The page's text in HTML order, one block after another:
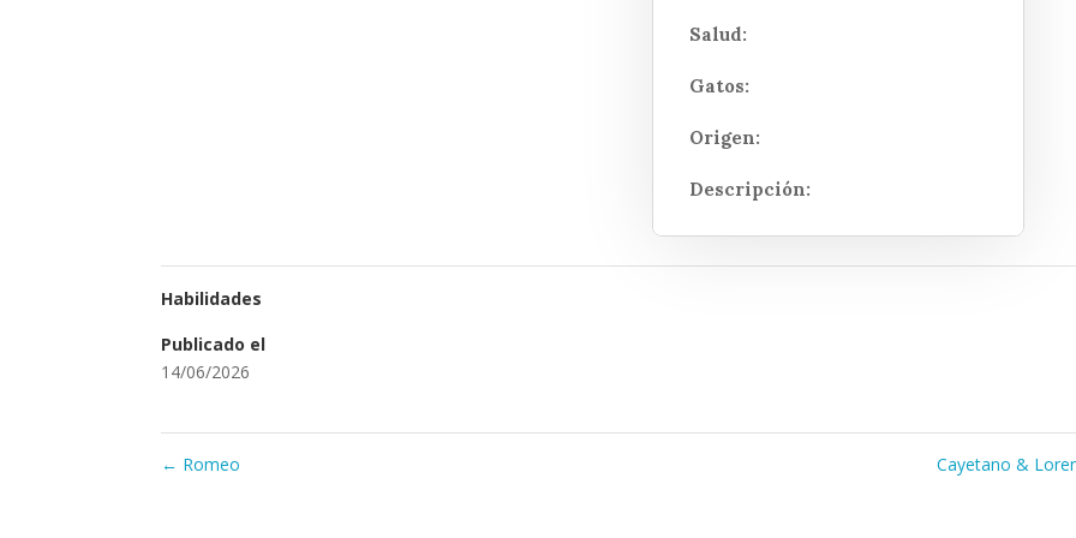
Salud:
Gatos:
Origen:
Descripción:
Habilidades
Publicado el
14/06/2026
← Romeo Cayetano &